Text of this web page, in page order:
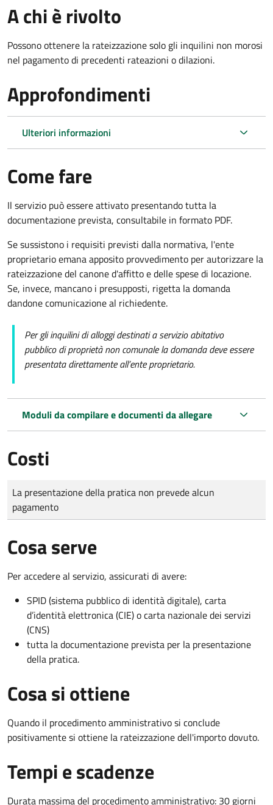
A chi è rivolto
Possono ottenere la rateizzazione solo gli inquilini non morosi
nel pagamento di precedenti rateazioni o dilazioni.
Approfondimenti
Ulteriori informazioni
Come fare
Il servizio può essere attivato presentando tutta la
documentazione prevista, consultabile in formato PDF.
Se sussistono i requisiti previsti dalla normativa, l'ente
proprietario emana apposito provvedimento per autorizzare la
rateizzazione del canone d'affitto e delle spese di locazione.
Se, invece, mancano i presupposti, rigetta la domanda
dandone comunicazione al richiedente.
Per gli inquilini di alloggi destinati a servizio abitativo
pubblico di proprietà non comunale la domanda deve essere
presentata direttamente all’ente proprietario.
Moduli da compilare e documenti da allegare
Costi
Tipo di pagamento
Importo
La presentazione della pratica non prevede alcun
pagamento
Cosa serve
Per accedere al servizio, assicurati di avere:
SPID (sistema pubblico di identità digitale), carta
d’identità elettronica (CIE) o carta nazionale dei servizi
(CNS)
tutta la documentazione prevista per la presentazione
della pratica.
Cosa si ottiene
Quando il procedimento amministrativo si conclude
positivamente si ottiene la rateizzazione dell'importo dovuto.
Tempi e scadenze
Durata massima del procedimento amministrativo: 30 giorni